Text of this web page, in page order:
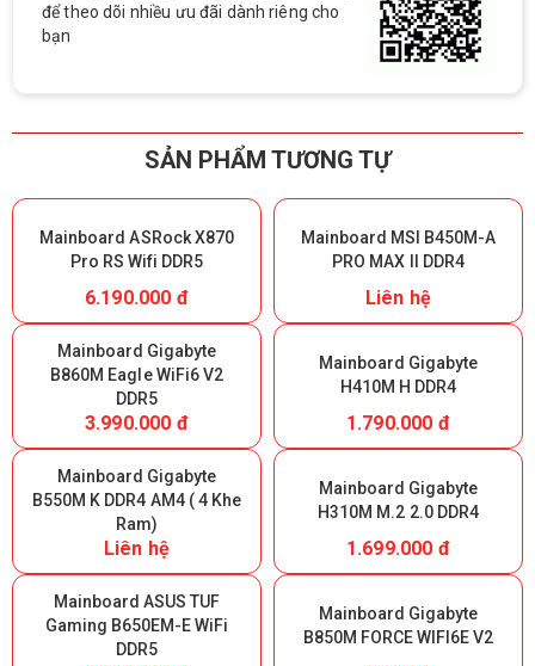
để theo dõi nhiều ưu đãi dành riêng cho
bạn
SẢN PHẨM TƯƠNG TỰ
Mainboard ASRock X870
Pro RS Wifi DDR5
6.190.000 đ
Mainboard MSI B450M-A
PRO MAX II DDR4
Liên hệ
Mainboard Gigabyte
B860M Eagle WiFi6 V2
DDR5
3.990.000 đ
Mainboard Gigabyte
H410M H DDR4
1.790.000 đ
Mainboard Gigabyte
B550M K DDR4 AM4 ( 4 Khe
Ram)
Liên hệ
Mainboard Gigabyte
H310M M.2 2.0 DDR4
1.699.000 đ
Mainboard ASUS TUF
Gaming B650EM-E WiFi
DDR5
Mainboard Gigabyte
B850M FORCE WIFI6E V2